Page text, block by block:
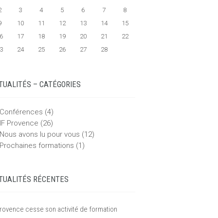
3 4 5 6 7
8
10 11 12 13 14
15
17 18 19 20 21
22
24 25 26 27 28
– CATÉGORIES
Conférences (4)
IF Provence (26)
Nous avons lu pour vous (12)
Prochaines formations (1)
RÉCENTES
cesse son activité de formation